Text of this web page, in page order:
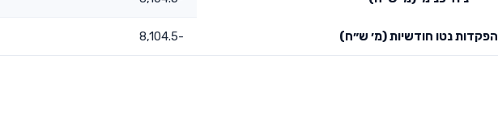
הפקדות נטו חודשיות (מ׳ ש״ח) -8,104.5